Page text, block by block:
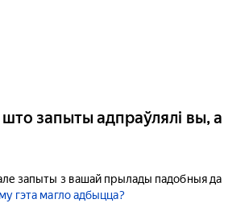
запыты адпраўлялі вы, а
запыты з вашай прылады падобныя да
гэта магло адбыцца?